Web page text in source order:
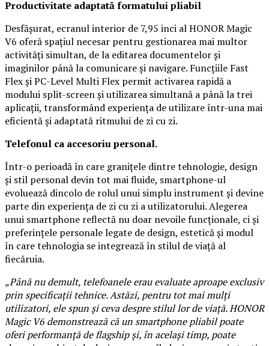
Productivitate adaptată formatului pliabil
Desfășurat, ecranul interior de 7,95 inci al HONOR Magic
V6 oferă spațiul necesar pentru gestionarea mai multor
activități simultan, de la editarea documentelor și
imaginilor până la comunicare și navigare. Funcțiile Fast
Flex și PC-Level Multi Flex permit activarea rapidă a
modului split-screen și utilizarea simultană a până la trei
aplicații, transformând experiența de utilizare într-una mai
eficientă și adaptată ritmului de zi cu zi.
Telefonul ca accesoriu personal.
Într-o perioadă în care granițele dintre tehnologie, design
și stil personal devin tot mai fluide, smartphone-ul
evoluează dincolo de rolul unui simplu instrument și devine
parte din experiența de zi cu zi a utilizatorului. Alegerea
unui smartphone reflectă nu doar nevoile funcționale, ci și
preferințele personale legate de design, estetică și modul
în care tehnologia se integrează în stilul de viață al
fiecăruia.
„Până nu demult, telefoanele erau evaluate aproape exclusiv
prin specificații tehnice. Astăzi, pentru tot mai mulți
utilizatori, ele spun și ceva despre stilul lor de viață. HONOR
Magic V6 demonstrează că un smartphone pliabil poate
oferi performanță de flagship și, în același timp, poate